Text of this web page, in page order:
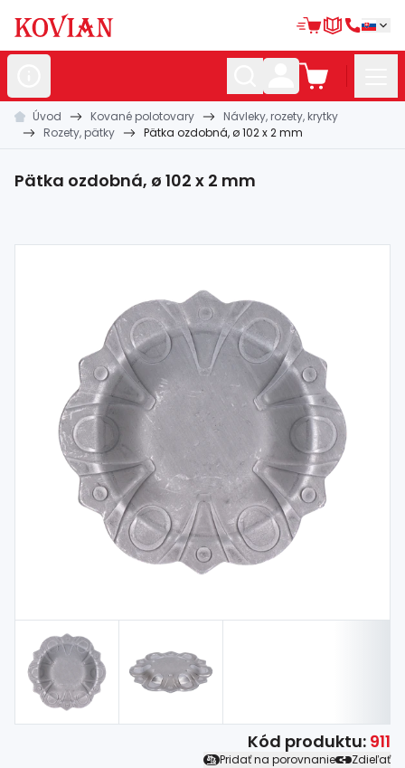
Nerezovépolotovary
záhrada
materiál
Spojovacímateriál
Zľava
Úvod Kované polotovary
Návleky, rozety, krytky
Rozety, pätky
Pätka ozdobná, ø 102 x 2 mm
Pätka ozdobná, ø 102 x 2 mm
Kód produktu: 911
Pridať na porovnanie Zdieľať